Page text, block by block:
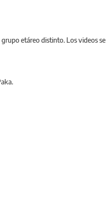
etáreo distinto. Los videos se